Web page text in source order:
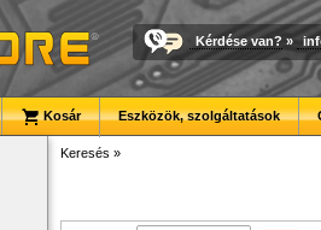
Kérdése van? »
Kosár Eszközök, szolgáltatások
Keresés »